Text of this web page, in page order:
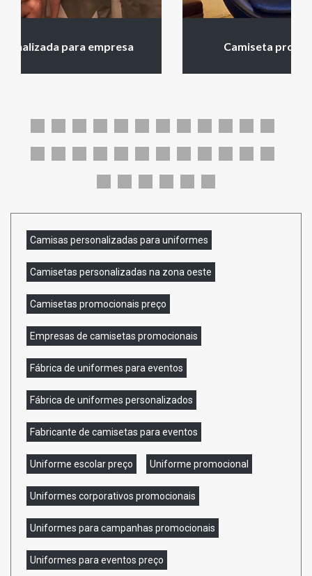
Camiseta promocional para eventos
Camisas personalizadas para uniformes
Camisetas personalizadas na zona oeste
Camisetas promocionais preço
Empresas de camisetas promocionais
Fábrica de uniformes para eventos
Fábrica de uniformes personalizados
Fabricante de camisetas para eventos
Uniforme escolar preço Uniforme promocional
Uniformes corporativos promocionais
Uniformes para campanhas promocionais
Uniformes para eventos preço